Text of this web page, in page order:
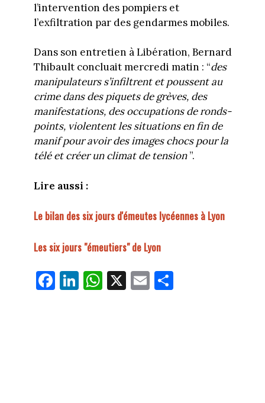
l’intervention des pompiers et
l’exfiltration par des gendarmes mobiles.
Dans son entretien à Libération, Bernard
Thibault concluait mercredi matin : “des
manipulateurs s’infiltrent et poussent au
crime dans des piquets de grèves, des
manifestations, des occupations de ronds-
points, violentent les situations en fin de
manif pour avoir des images chocs pour la
télé et créer un climat de tension”.
Lire aussi :
Le bilan des six jours d'émeutes lycéennes à Lyon
Les six jours "émeutiers" de Lyon
Fa
ce
Li
nk
W
ha
X E
m
Pa
rt